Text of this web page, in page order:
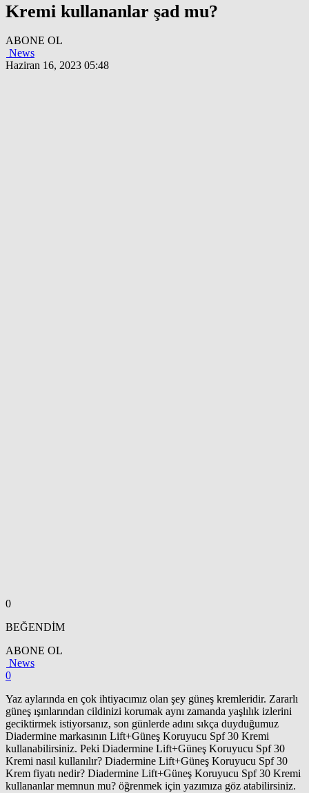
Kremi kullananlar şad mu?
ABONE OL
News
Haziran 16, 2023 05:48
0
BEĞENDİM
ABONE OL
News
0
Yaz aylarında en çok ihtiyacımız olan şey güneş kremleridir. Zararlı
güneş ışınlarından cildinizi korumak aynı zamanda yaşlılık izlerini
geciktirmek istiyorsanız, son günlerde adını sıkça duyduğumuz
Diadermine markasının Lift+Güneş Koruyucu Spf 30 Kremi
kullanabilirsiniz. Peki Diadermine Lift+Güneş Koruyucu Spf 30
Kremi nasıl kullanılır? Diadermine Lift+Güneş Koruyucu Spf 30
Krem fiyatı nedir? Diadermine Lift+Güneş Koruyucu Spf 30 Kremi
kullananlar memnun mu? öğrenmek için yazımıza göz atabilirsiniz.